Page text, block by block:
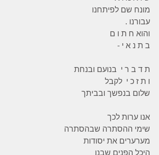
מונח שם לפיתחנו
עבורנו .
והוא ח ת ו ם
ב ת נ א י -
ת ד ב ר י  בנועם ובנחת
ו ת ז כ י  לקבל
שלום בנפשך ובביתך
אנו ערות לכך
שימי ההסתרה שבהסתרה
מערערים את יסודות
היכל הפנים שבנו